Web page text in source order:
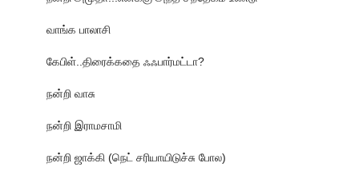
வாங்க பாலாசி
கேபிள்..திரைக்கதை ஃஃபார்மட்டா?
நன்றி வாசு
நன்றி இராமசாமி
நன்றி ஜாக்கி (நெட் சரியாயிடுச்சு போல)